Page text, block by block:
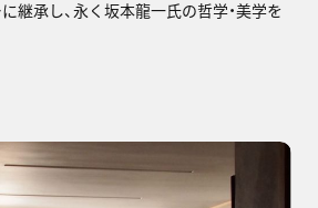
継承し、永く坂本龍一氏の哲学・美学を